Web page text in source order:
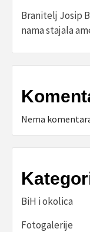
Branitelj Josip
nama stajala
Nema
BiH i okolica
Fotogalerije